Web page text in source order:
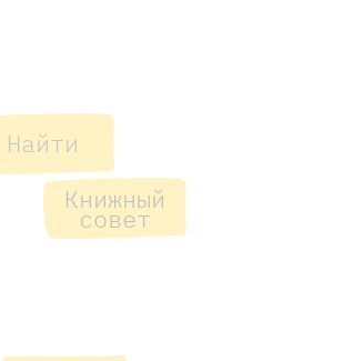
Найти
Книжный
совет